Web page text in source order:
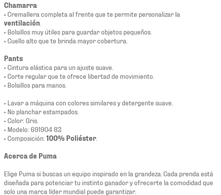
Chamarra
• Cremallera completa al frente que te permite personalizar la
ventilación
• Bolsillos muy útiles para guardar objetos pequeños.
• Cuello alto que te brinda mayor cobertura.
Pants
• Cintura elástica para un ajuste suave.
• Corte regular que te ofrece libertad de movimiento.
• Bolsillos para manos.
• Lavar a máquina con colores similares y detergente suave.
• No planchar estampados.
• Color: Gris.
• Modelo: 691904 82
• Composición: 100% Poliéster
Acerca de Puma
Elige Puma si buscas un equipo inspirado en la grandeza. Cada prenda está
diseñada para potenciar tu instinto ganador y ofrecerte la comodidad que
solo una marca líder mundial puede garantizar.